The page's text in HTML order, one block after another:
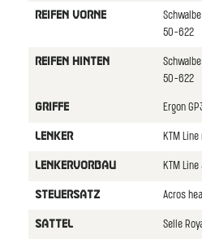
REIFEN VORNE
50-622
REIFEN HINTEN
50-622
GRIFFE Ergon
LENKER KTM
LENKERVORBAU KTM
STEUERSATZ Acros
SATTEL Selle